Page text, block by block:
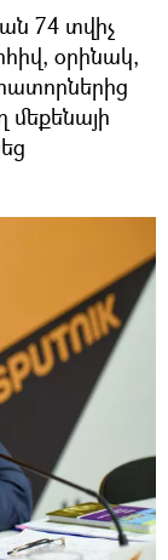
74 տվիչ
օրինակ,
մեքենայի